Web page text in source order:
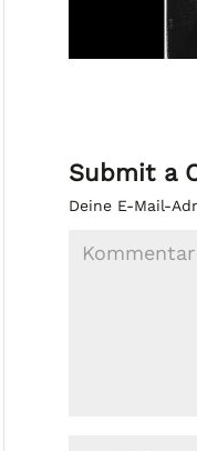
Submit a
Deine E-Mail-